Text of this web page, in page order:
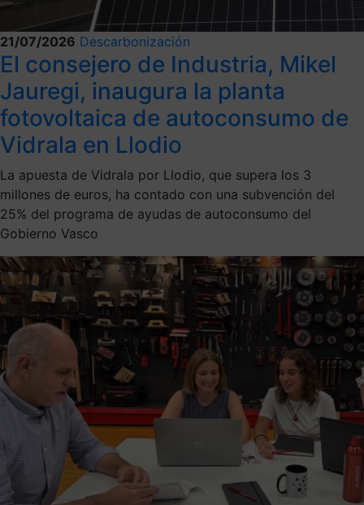
21/07/2026 Descarbonización
El consejero de Industria, Mikel
Jauregi, inaugura la planta
fotovoltaica de autoconsumo de
Vidrala en Llodio
La apuesta de Vidrala por Llodio, que supera los 3
millones de euros, ha contado con una subvención del
25% del programa de ayudas de autoconsumo del
Gobierno Vasco